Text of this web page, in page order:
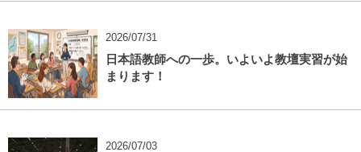
2026/07/31
日本語教師への一歩。いよいよ教壇実習が始
まります！
2026/07/03